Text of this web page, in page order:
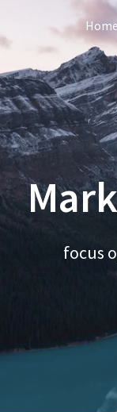
Home
focus